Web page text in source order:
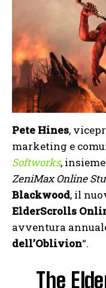
Pete Hines,
marketing e
Softworks,
ZeniMax Online
Blackwood, il
ElderScrolls
avventura
dell’Oblivion“.
The